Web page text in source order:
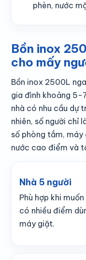
phèn, nước
Bồn inox
cho mấy
Bồn inox 2500L
gia đình khoảng 5-
nhà có nhu cầu dự
nhiên, số người chỉ
số phòng tắm, máy
nước cao điểm và
Nhà 5 người
Phù hợp khi
có nhiều điểm
máy giặt.